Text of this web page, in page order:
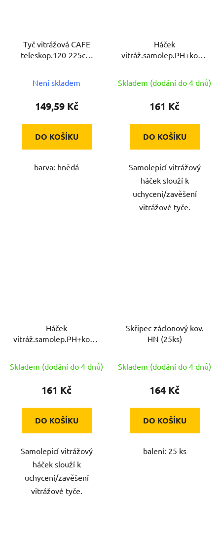
Tyč vitrážová CAFE
teleskop.120-225cm
Není skladem
149,59 Kč
DO KOŠÍKU
barva: hnědá
Háček
vitráž.samolep.PH+kov.HN
Skladem (dodání do 4 dnů)
161 Kč
DO KOŠÍKU
Samolepicí vitrážový
háček slouží k
uchycení/zavěšení
vitrážové tyče.
Háček
vitráž.samolep.PH+kov.BÍ
Skladem (dodání do 4 dnů)
161 Kč
DO KOŠÍKU
Samolepicí vitrážový
háček slouží k
uchycení/zavěšení
vitrážové tyče.
Skřipec záclonový kov.
HN (25ks)
Skladem (dodání do 4 dnů)
164 Kč
DO KOŠÍKU
balení: 25 ks